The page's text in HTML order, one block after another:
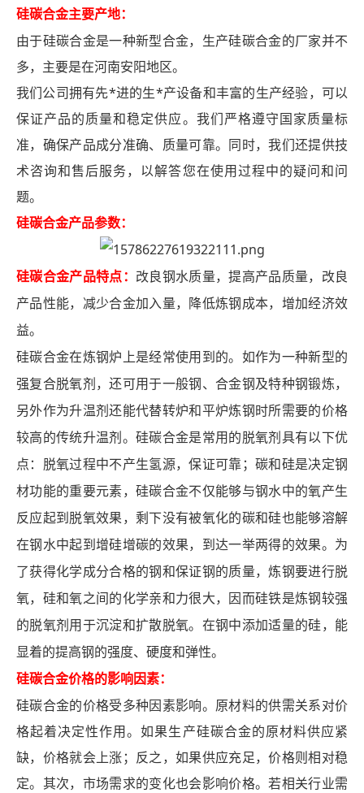
硅碳合金主要产地：
由于硅碳合金是一种新型合金，生产硅碳合金的厂家并不
多，主要是在河南安阳地区。
我们公司拥有先*进的生*产设备和丰富的生产经验，可以
保证产品的质量和稳定供应。我们严格遵守国家质量标
准，确保产品成分准确、质量可靠。同时，我们还提供技
术咨询和售后服务，以解答您在使用过程中的疑问和问
题。
硅碳合金产品参数：
硅碳合金产品特点： 改良钢水质量，提高产品质量，改良
产品性能，减少合金加入量，降低炼钢成本，增加经济效
益。
硅碳合金在炼钢炉上是经常使用到的。如作为一种新型的
强复合脱氧剂，还可用于一般钢、合金钢及特种钢锻炼，
另外作为升温剂还能代替转炉和平炉炼钢时所需要的价格
较高的传统升温剂。硅碳合金是常用的脱氧剂具有以下优
点：脱氧过程中不产生氢源，保证可靠；碳和硅是决定钢
材功能的重要元素，硅碳合金不仅能够与钢水中的氧产生
反应起到脱氧效果，剩下没有被氧化的碳和硅也能够溶解
在钢水中起到增硅增碳的效果，到达一举两得的效果。为
了获得化学成分合格的钢和保证钢的质量，炼钢要进行脱
氧，硅和氧之间的化学亲和力很大，因而硅铁是炼钢较强
的脱氧剂用于沉淀和扩散脱氧。在钢中添加适量的硅，能
显着的提高钢的强度、硬度和弹性。
硅碳合金价格的影响因素：
硅碳合金的价格受多种因素影响。原材料的供需关系对价
格起着决定性作用。如果生产硅碳合金的原材料供应紧
缺，价格就会上涨；反之，如果供应充足，价格则相对稳
定。其次，市场需求的变化也会影响价格。若相关行业需